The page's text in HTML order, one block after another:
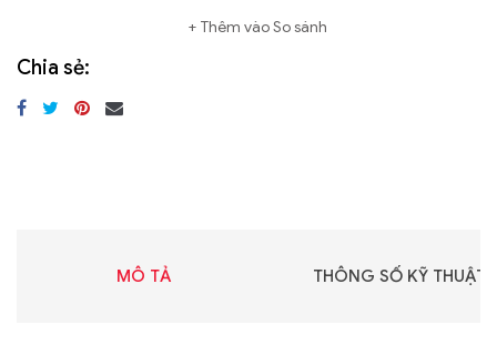
Thêm vào So sánh
Chia sẻ:
MÔ TẢ THÔNG SỐ KỸ THUẬT